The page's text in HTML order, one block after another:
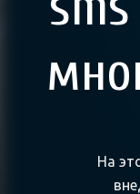
На